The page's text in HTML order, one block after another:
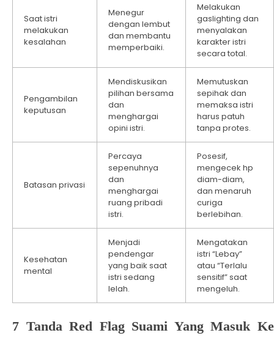
Saat istri
melakukan
kesalahan
Menegur
dengan lembut
dan membantu
memperbaiki.
Melakukan
gaslighting dan
menyalakan
karakter istri
secara total.
Pengambilan
keputusan
Mendiskusikan
pilihan bersama
dan
menghargai
opini istri.
Memutuskan
sepihak dan
memaksa istri
harus patuh
tanpa protes.
Batasan privasi
Percaya
sepenuhnya
dan
menghargai
ruang pribadi
istri.
Posesif,
mengecek hp
diam-diam,
dan menaruh
curiga
berlebihan.
Kesehatan
mental
Menjadi
pendengar
yang baik saat
istri sedang
lelah.
Mengatakan
istri “Lebay”
atau “Terlalu
sensitif” saat
mengeluh.
7 Tanda Red Flag Suami Yang Masuk Ke